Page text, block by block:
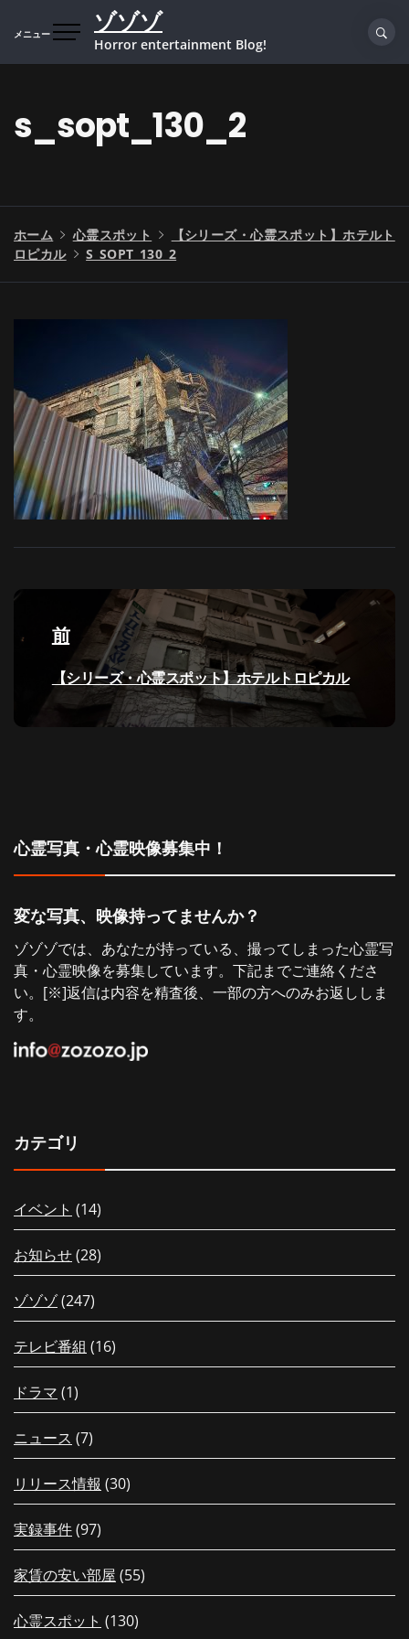
プ
メニュー ゾゾゾ
Horror entertainment Blog!
s_sopt_130_2
ホーム 心霊スポット
【シリーズ・心霊スポット】ホテルト
ロピカル
S_SOPT_130_2
投
稿
シ
ョ
ン
前
過
去
【シリーズ・心霊スポット】ホテルトロピカル
心霊写真・心霊映像募集中！
変な写真、映像持ってませんか？
ゾゾゾでは、あなたが持っている、撮ってしまった心霊写
真・心霊映像を募集しています。下記までご連絡くださ
い。[※]返信は内容を精査後、一部の方へのみお返ししま
す。
カテゴリ
イベント (14)
お知らせ(28)
ゾゾゾ(247)
テレビ番組 (16)
ドラマ (1)
ニュース (7)
リリース情報 (30)
実録事件(97)
家賃の安い部屋 (55)
心霊スポット (130)